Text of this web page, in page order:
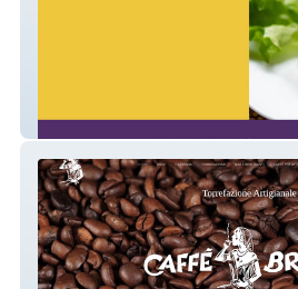
Thai Firenze